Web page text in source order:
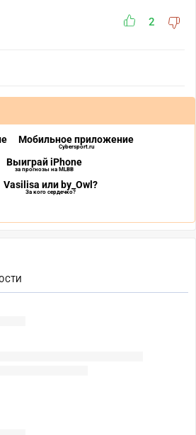
2
Мобильное приложение
Cybersport.ru
Выиграй iPhone
за прогнозы на MLBB
Vasilisa или by_Owl?
За кого сердечко?